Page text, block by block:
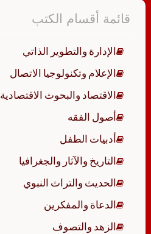
قائمة أقسام الكتب
الإدارة والتطوير الذاتي
الإعلام وتكنولوجيا الاتصال
الاقتصاد والبحوث الاقتصادية
أصول الفقه
أدبيات الطفل
التاريخ والآثار والجغرافيا
الحديث والتراث النبوي
الدعاة والمفكرين
الزهد والتصوف